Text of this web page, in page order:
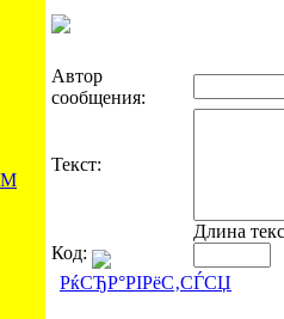
Автор
сообщения:
Текст:
Длина
Код:
РќСЂР°РІРёС‚СЃСЏ